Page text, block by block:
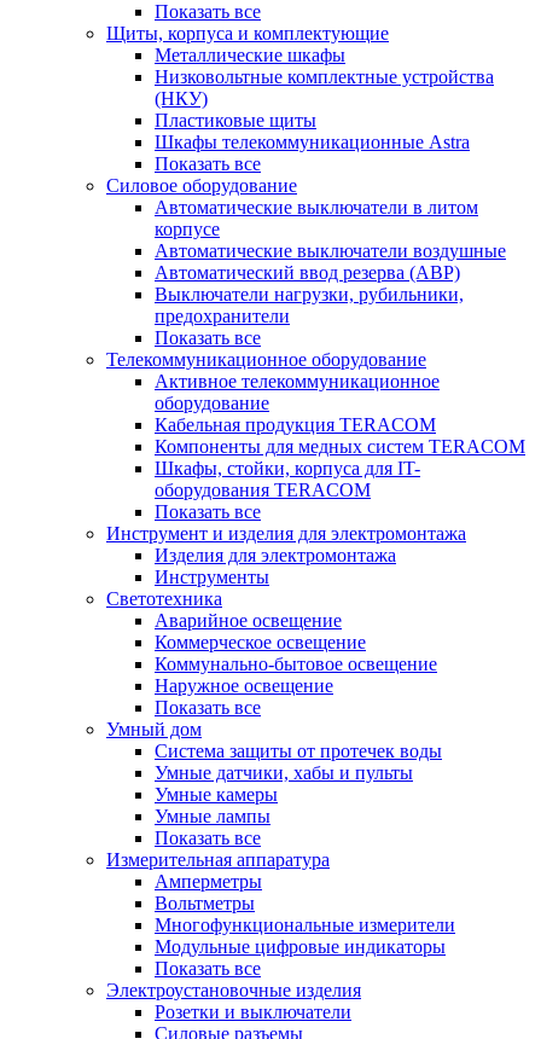
Показать все
Щиты, корпуса и комплектующие
Металлические шкафы
Низковольтные комплектные устройства
(НКУ)
Пластиковые щиты
Шкафы телекоммуникационные Astra
Показать все
Силовое оборудование
Автоматические выключатели в литом
корпусе
Автоматические выключатели воздушные
Автоматический ввод резерва (АВР)
Выключатели нагрузки, рубильники,
предохранители
Показать все
Телекоммуникационное оборудование
Активное телекоммуникационное
оборудование
Кабельная продукция TERACOM
Компоненты для медных систем TERACOM
Шкафы, стойки, корпуса для IT-
оборудования TERACOM
Показать все
Инструмент и изделия для электромонтажа
Изделия для электромонтажа
Инструменты
Светотехника
Аварийное освещение
Коммерческое освещение
Коммунально-бытовое освещение
Наружное освещение
Показать все
Умный дом
Система защиты от протечек воды
Умные датчики, хабы и пульты
Умные камеры
Умные лампы
Показать все
Измерительная аппаратура
Амперметры
Вольтметры
Многофункциональные измерители
Модульные цифровые индикаторы
Показать все
Электроустановочные изделия
Розетки и выключатели
Силовые разъемы